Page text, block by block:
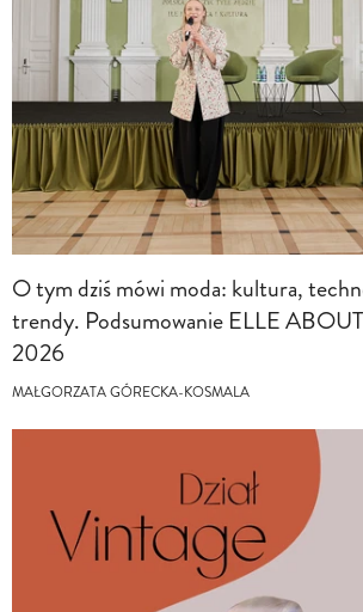
O tym dziś mówi moda: kultura,
trendy. Podsumowanie ELLE
2026
MAŁGORZATA GÓRECKA-KOSMALA